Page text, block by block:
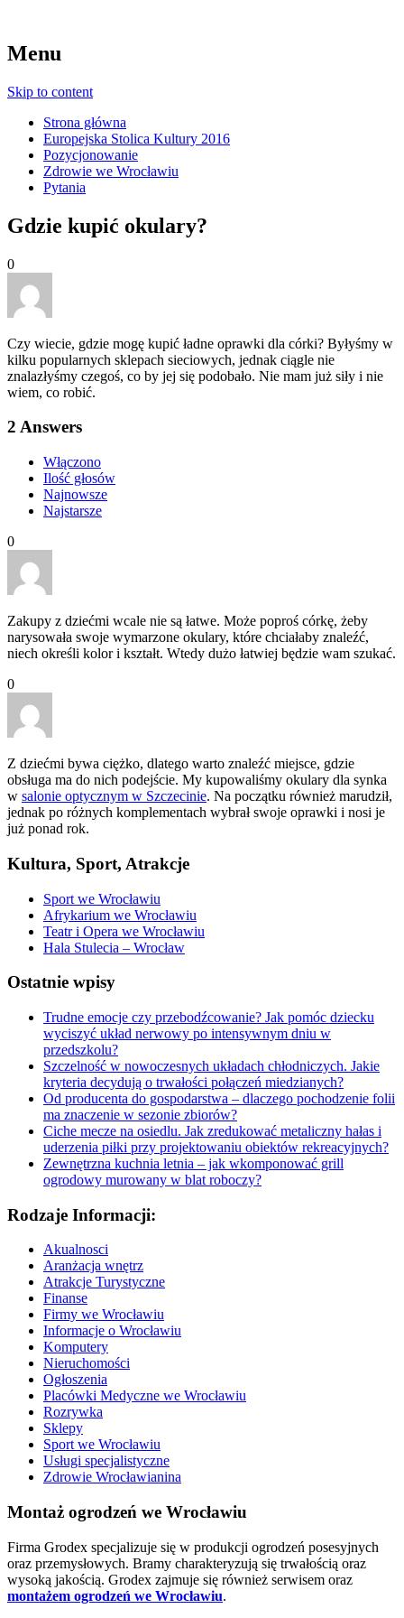
Menu
Skip to content
Strona główna
Europejska Stolica Kultury 2016
Pozycjonowanie
Zdrowie we Wrocławiu
Pytania
Gdzie kupić okulary?
0
Czy wiecie, gdzie mogę kupić ładne oprawki dla córki? Byłyśmy w
kilku popularnych sklepach sieciowych, jednak ciągle nie
znalazłyśmy czegoś, co by jej się podobało. Nie mam już siły i nie
wiem, co robić.
2 Answers
Włączono
Ilość głosów
Najnowsze
Najstarsze
0
Zakupy z dziećmi wcale nie są łatwe. Może poproś córkę, żeby
narysowała swoje wymarzone okulary, które chciałaby znaleźć,
niech określi kolor i kształt. Wtedy dużo łatwiej będzie wam szukać.
0
Z dziećmi bywa ciężko, dlatego warto znaleźć miejsce, gdzie
obsługa ma do nich podejście. My kupowaliśmy okulary dla synka
w salonie optycznym w Szczecinie. Na początku również marudził,
jednak po różnych komplementach wybrał swoje oprawki i nosi je
już ponad rok.
Kultura, Sport, Atrakcje
Sport we Wrocławiu
Afrykarium we Wrocławiu
Teatr i Opera we Wrocławiu
Hala Stulecia – Wrocław
Ostatnie wpisy
Trudne emocje czy przebodźcowanie? Jak pomóc dziecku
wyciszyć układ nerwowy po intensywnym dniu w
przedszkolu?
Szczelność w nowoczesnych układach chłodniczych. Jakie
kryteria decydują o trwałości połączeń miedzianych?
Od producenta do gospodarstwa – dlaczego pochodzenie folii
ma znaczenie w sezonie zbiorów?
Ciche mecze na osiedlu. Jak zredukować metaliczny hałas i
uderzenia piłki przy projektowaniu obiektów rekreacyjnych?
Zewnętrzna kuchnia letnia – jak wkomponować grill
ogrodowy murowany w blat roboczy?
Rodzaje Informacji:
Akualnosci
Aranżacja wnętrz
Atrakcje Turystyczne
Finanse
Firmy we Wrocławiu
Informacje o Wrocławiu
Komputery
Nieruchomości
Ogłoszenia
Placówki Medyczne we Wrocławiu
Rozrywka
Sklepy
Sport we Wrocławiu
Usługi specjalistyczne
Zdrowie Wrocławianina
Montaż ogrodzeń we Wrocławiu
Firma Grodex specjalizuje się w produkcji ogrodzeń posesyjnych
oraz przemysłowych. Bramy charakteryzują się trwałością oraz
wysoką jakością. Grodex zajmuje się również serwisem oraz
montażem ogrodzeń we Wrocławiu.